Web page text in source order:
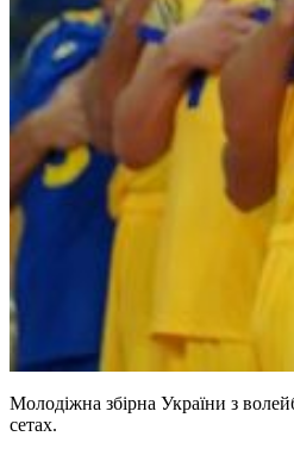
Молодіжна збірна України з
сетах.